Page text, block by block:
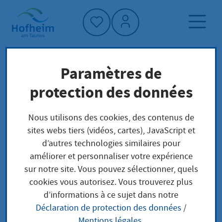
Accueil"
Page d'accueil
Trouver un service
Préoccupations locales
Abwicklung der Aufnahme in die
Vorauswahlliste für Insolvenzverwalter
Durchführung
Abwicklung der
Aufnahme in die
Paramètres de
protection des données
Nous utilisons des cookies, des contenus de
sites webs tiers (vidéos, cartes), JavaScript et
d’autres technologies similaires pour
améliorer et personnaliser votre expérience
sur notre site. Vous pouvez sélectionner, quels
cookies vous autorisez. Vous trouverez plus
d’informations à ce sujet dans notre
Déclaration de protection des données /